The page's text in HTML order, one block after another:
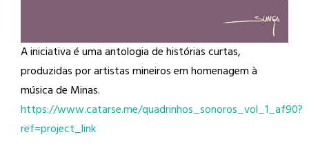
A iniciativa é uma antologia de histórias curtas,
produzidas por artistas mineiros em homenagem à
música de Minas.
https://www.catarse.me/quadrinhos_sonoros_vol_1_af90?
ref=project_link